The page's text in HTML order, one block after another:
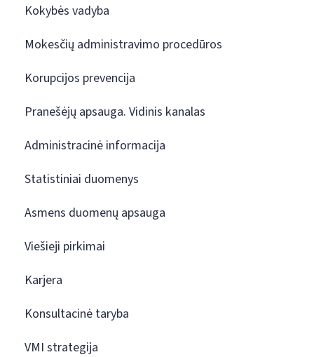
Kokybės vadyba
Mokesčių administravimo procedūros
Korupcijos prevencija
Pranešėjų apsauga. Vidinis kanalas
Administracinė informacija
Statistiniai duomenys
Asmens duomenų apsauga
Viešieji pirkimai
Karjera
Konsultacinė taryba
VMI strategija